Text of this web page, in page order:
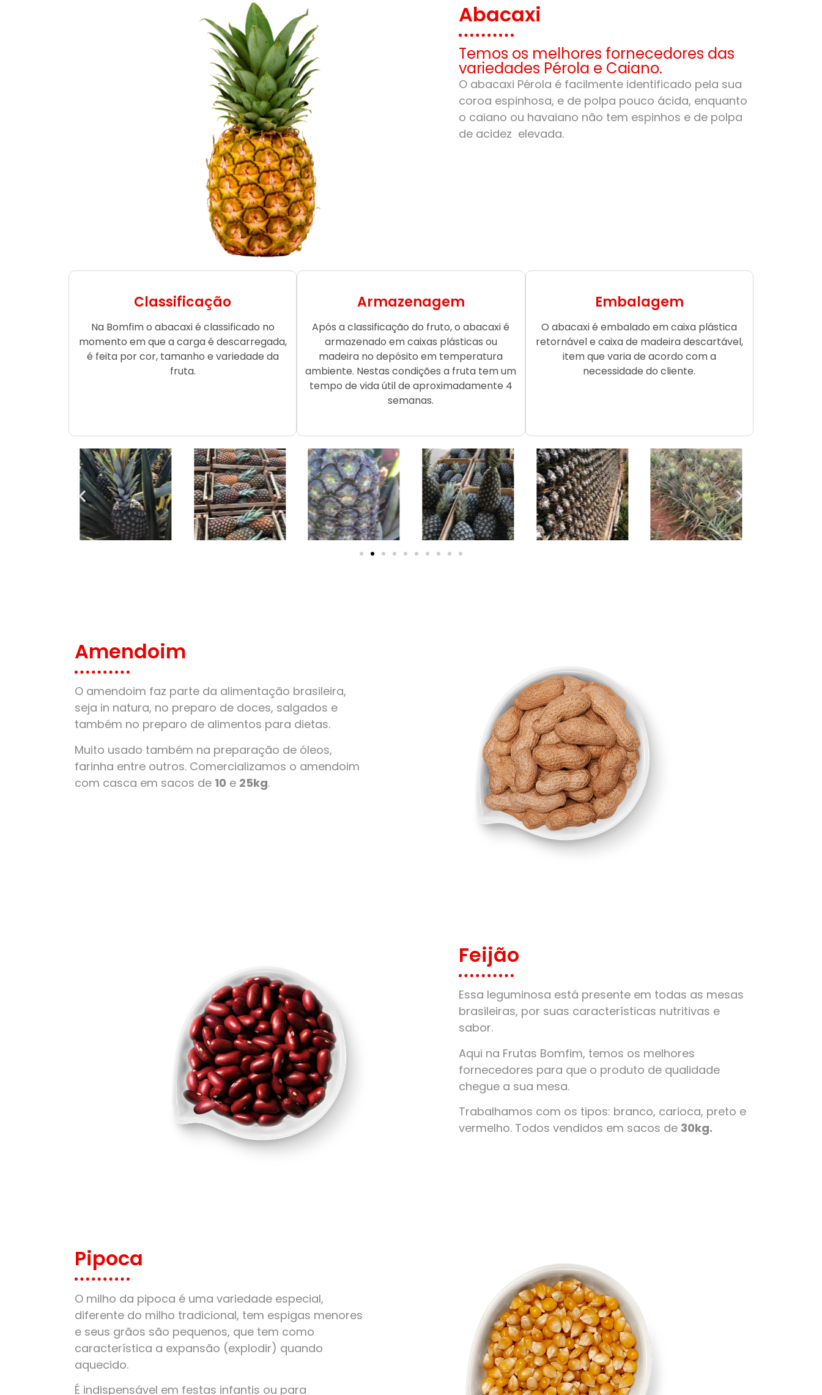
Abacaxi
Temos os melhores fornecedores das
variedades Pérola e Caiano.
O abacaxi Pérola é facilmente identificado pela sua
coroa espinhosa, e de polpa pouco ácida, enquanto
o caiano ou havaiano não tem espinhos e de polpa
de acidez elevada.
Classificação
Na Bomfim o abacaxi é classificado no
momento em que a carga é descarregada,
é feita por cor, tamanho e variedade da
fruta.
Armazenagem
Após a classificação do fruto, o abacaxi é
armazenado em caixas plásticas ou
madeira no depósito em temperatura
ambiente. Nestas condições a fruta tem um
tempo de vida útil de aproximadamente 4
semanas.
Embalagem
O abacaxi é embalado em caixa plástica
retornável e caixa de madeira descartável,
item que varia de acordo com a
necessidade do cliente.
Amendoim
O amendoim faz parte da alimentação brasileira,
seja in natura, no preparo de doces, salgados e
também no preparo de alimentos para dietas.
Muito usado também na preparação de óleos,
farinha entre outros. Comercializamos o amendoim
com casca em sacos de 10 e 25kg.
Feijão
Essa leguminosa está presente em todas as mesas
brasileiras, por suas características nutritivas e
sabor.
Aqui na Frutas Bomfim, temos os melhores
fornecedores para que o produto de qualidade
chegue a sua mesa.
Trabalhamos com os tipos: branco, carioca, preto e
vermelho. Todos vendidos em sacos de 30kg.
Pipoca
O milho da pipoca é uma variedade especial,
diferente do milho tradicional, tem espigas menores
e seus grãos são pequenos, que tem como
característica a expansão (explodir) quando
aquecido.
É indispensável em festas infantis ou para